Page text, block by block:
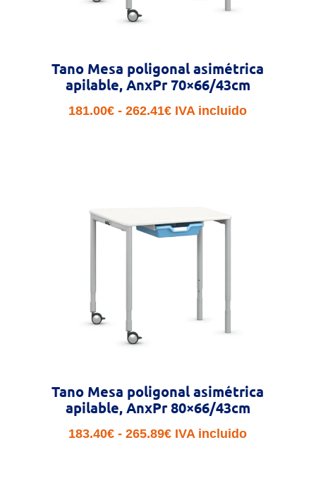
Tano Mesa poligonal asimétrica
apilable, AnxPr 70×66/43cm
181.00€ - 262.41€Rango
262.41€
IVA incluido
Tano Mesa poligonal asimétrica
apilable, AnxPr 80×66/43cm
183.40€ - 265.89€Rango
IVA incluido